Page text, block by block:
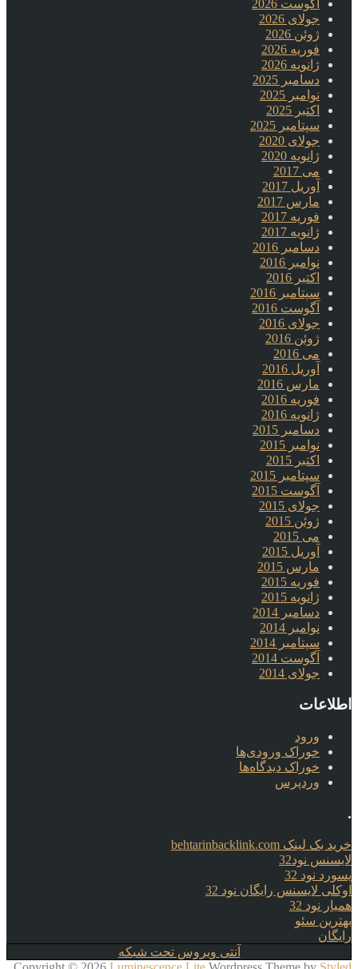
آگوست 2026
جولای 2026
ژوئن 2026
فوریه 2026
ژانویه 2026
دسامبر 2025
نوامبر 2025
اکتبر 2025
سپتامبر 2025
جولای 2020
ژانویه 2020
می 2017
آوریل 2017
مارس 2017
فوریه 2017
ژانویه 2017
دسامبر 2016
نوامبر 2016
اکتبر 2016
سپتامبر 2016
آگوست 2016
جولای 2016
ژوئن 2016
می 2016
آوریل 2016
مارس 2016
فوریه 2016
ژانویه 2016
دسامبر 2015
نوامبر 2015
اکتبر 2015
سپتامبر 2015
آگوست 2015
جولای 2015
ژوئن 2015
می 2015
آوریل 2015
مارس 2015
فوریه 2015
ژانویه 2015
دسامبر 2014
نوامبر 2014
سپتامبر 2014
آگوست 2014
جولای 2014
اطلاعات
ورود
خوراک ورودی‌ها
خوراک دیدگاه‌ها
وردپرس
.
خرید بک لینک behtarinbacklink.com
لایسنس نود32
پسورد نود 32
اوکلی لایسنس رایگان نود 32
همیار نود 32
بهترین سئو
رایگان
آنتی ویروس تحت شبکه